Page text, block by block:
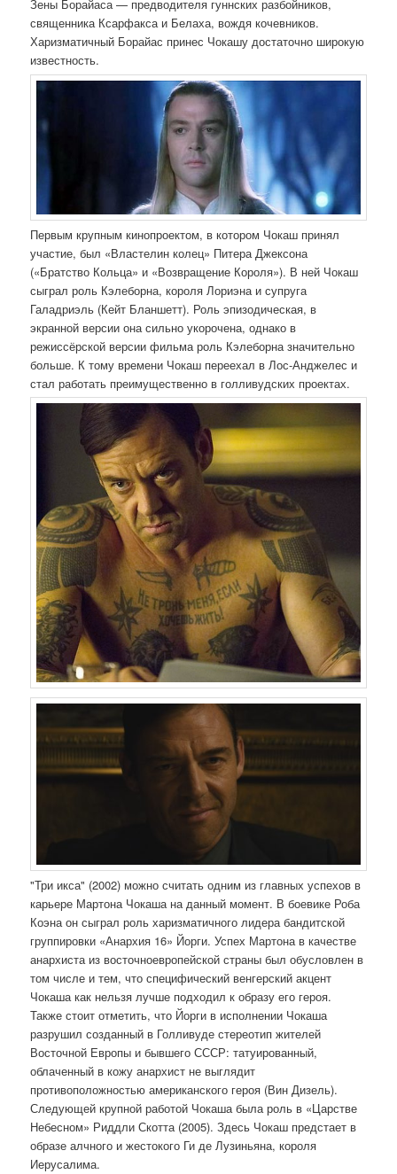
Зены Борайаса — предводителя гуннских разбойников,
священника Ксарфакса и Белаха, вождя кочевников.
Харизматичный Борайас принес Чокашу достаточно широкую
известность.
Первым крупным кинопроектом, в котором Чокаш принял
участие, был «Властелин колец» Питера Джексона
(«Братство Кольца» и «Возвращение Короля»). В ней Чокаш
сыграл роль Кэлеборна, короля Лориэна и супруга
Галадриэль (Кейт Бланшетт). Роль эпизодическая, в
экранной версии она сильно укорочена, однако в
режиссёрской версии фильма роль Кэлеборна значительно
больше. К тому времени Чокаш переехал в Лос-Анджелес и
стал работать преимущественно в голливудских проектах.
"Три икса" (2002) можно считать одним из главных успехов в
карьере Мартона Чокаша на данный момент. В боевике Роба
Коэна он сыграл роль харизматичного лидера бандитской
группировки «Анархия 16» Йорги. Успех Мартона в качестве
анархиста из восточноевропейской страны был обусловлен в
том числе и тем, что специфический венгерский акцент
Чокаша как нельзя лучше подходил к образу его героя.
Также стоит отметить, что Йорги в исполнении Чокаша
разрушил созданный в Голливуде стереотип жителей
Восточной Европы и бывшего СССР: татуированный,
облаченный в кожу анархист не выглядит
противоположностью американского героя (Вин Дизель).
Следующей крупной работой Чокаша была роль в «Царстве
Небесном» Риддли Скотта (2005). Здесь Чокаш предстает в
образе алчного и жестокого Ги де Лузиньяна, короля
Иерусалима.